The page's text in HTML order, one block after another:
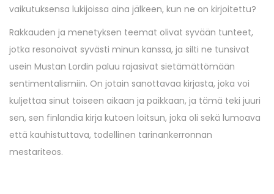
vaikutuksensa lukijoissa aina jälkeen, kun ne on kirjoitettu?
Rakkauden ja menetyksen teemat olivat syvään tunteet,
jotka resonoivat syvästi minun kanssa, ja silti ne tunsivat
usein Mustan Lordin paluu rajasivat sietämättömään
sentimentalismiin. On jotain sanottavaa kirjasta, joka voi
kuljettaa sinut toiseen aikaan ja paikkaan, ja tämä teki juuri
sen, sen finlandia kirja​ kutoen loitsun, joka oli sekä lumoava
että kauhistuttava, todellinen tarinankerronnan
mestariteos.